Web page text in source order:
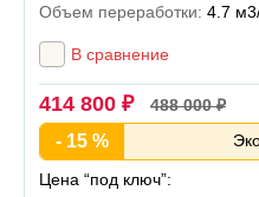
Объем переработки: 4.7
В сравнение
414 800 ₽ 488 000 ₽
- 15 %
Цена “под ключ”: